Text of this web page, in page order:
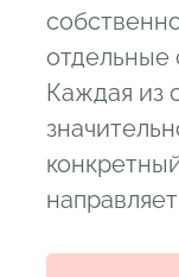
отдельные
Каждая из